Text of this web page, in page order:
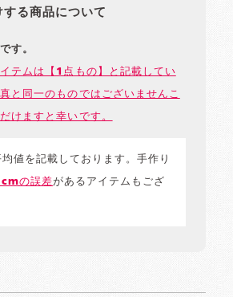
る商品について
す。
テムは【1点もの】と記載してい
と同一のものではございませんこ
けますと幸いです。
値を記載しております。手作り
の誤差があるアイテムもござ